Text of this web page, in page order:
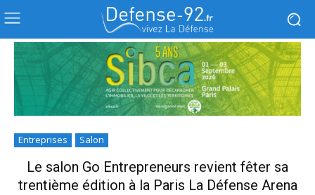
Entreprises Salon
Le salon Go Entrepreneurs revient fêter sa
trentième édition à la Paris La Défense Arena